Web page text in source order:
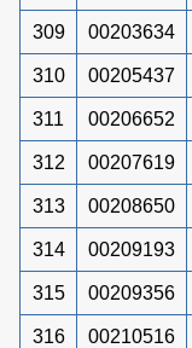
309 00203634
310 00205437
311 00206652
312 00207619
313 00208650
314 00209193
315 00209356
316 00210516